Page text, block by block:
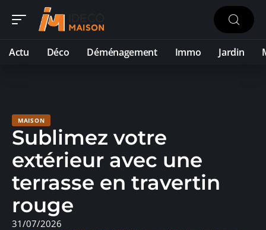
Actu Déco Déménagement Immo Jardin
MAISON
Sublimez votre
extérieur avec une
terrasse en travertin
rouge
31/07/2026